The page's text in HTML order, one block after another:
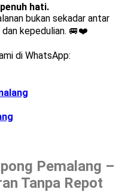
hati.
bukan sekadar antar
dan kepedulian. 🚐❤️
di WhatsApp:
Pemalang –
Tanpa Repot